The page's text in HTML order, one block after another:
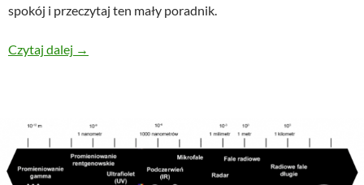
spokój i przeczytaj ten mały poradnik.
Czytaj dalej Dlaczego moje bonsai traci liście. Co robić?
→